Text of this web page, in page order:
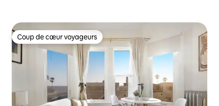
Coup de cœur voyageurs
Coup de cœur voyageurs